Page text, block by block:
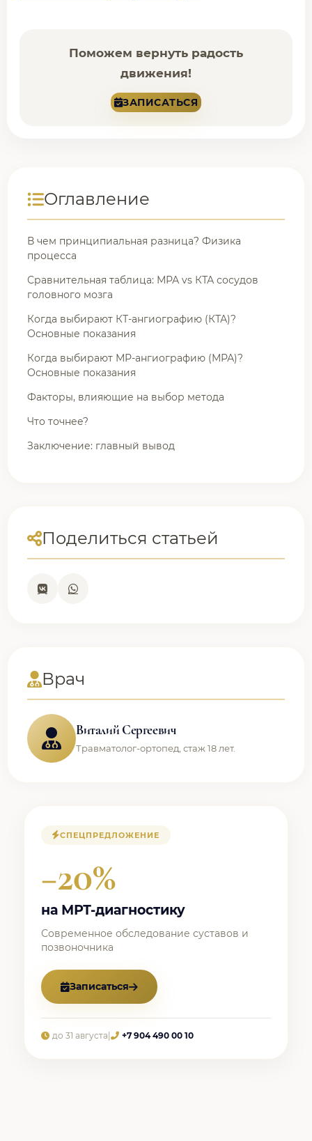
Поможем вернуть радость
движения!
ЗАПИСАТЬСЯ
Оглавление
В чем принципиальная разница? Физика
процесса
Сравнительная таблица: МРА vs КТА сосудов
головного мозга
Когда выбирают КТ-ангиографию (КТА)?
Основные показания
Когда выбирают МР-ангиографию (МРА)?
Основные показания
Факторы, влияющие на выбор метода
Что точнее?
Заключение: главный вывод
Поделиться статьей
Врач
Виталий Сергеевич
Травматолог-ортопед, стаж 18 лет.
СПЕЦПРЕДЛОЖЕНИЕ
−20%
на МРТ-диагностику
Современное обследование суставов и
позвоночника
Записаться
до 31 августа +7 904 490 00 10